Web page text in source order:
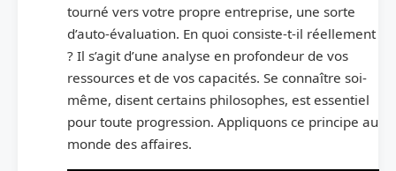
tourné vers votre propre entreprise, une sorte
d’auto-évaluation. En quoi consiste-t-il réellement
? Il s’agit d’une analyse en profondeur de vos
ressources et de vos capacités. Se connaître soi-
même, disent certains philosophes, est essentiel
pour toute progression. Appliquons ce principe au
monde des affaires.